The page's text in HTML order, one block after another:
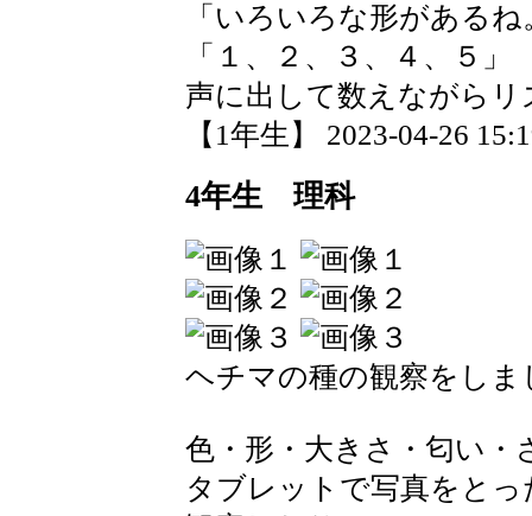
「いろいろな形があるね
「１、２、３、４、５」
声に出して数えながら
【1年生】 2023-04-26
4年生 理科
ヘチマの種の観察をしま
色・形・大きさ・匂い・
タブレットで写真をと